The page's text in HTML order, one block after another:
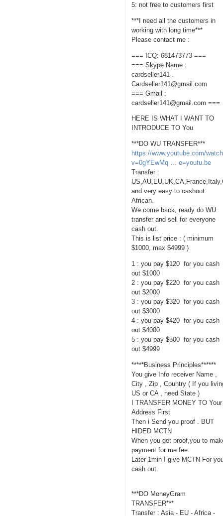
5: not free to customers first
***I need all the customers in
working with long time***
Please contact me :
=== ICQ: 681473773 ===
=== Skype Name :
cardseller141 .
Cardseller141@gmail.com
=== Gmail :
cardseller141@gmail.com ===
HERE IS WHAT I WANT TO
INTRODUCE TO You
***DO WU TRANSFER***
https://www.youtube.com/
v=0gYEwMq … e=youtu.be
Transfer :
and very easy to cashout
African.
We come back, ready do WU
transfer and sell for everyone
cash out.
This is list price : ( minimum
$1000, max $4999 )
1 : you pay $120 for you cash
out $1000
2 : you pay $220 for you cash
out $2000
3 : you pay $320 for you cash
out $3000
4 : you pay $420 for you cash
out $4000
5 : you pay $500 for you cash
out $4999
*****Business Principles******
You give Info receiver Name ,
City , Zip , Country ( If you
US or CA , need State )
I TRANSFER MONEY TO Your
Address First
Then i Send you proof . BUT
HIDED MCTN
When you get proof,you to
payment for me fee.
Later 1min I give MCTN For
cash out.
***DO MoneyGram
TRANSFER***
Transfer : Asia - EU - Africa -